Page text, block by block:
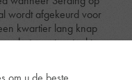
wordt afgekeurd voor
kwartier lang knap
het venster steekt,
in de korte hoek,